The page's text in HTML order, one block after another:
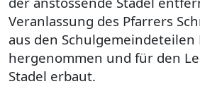
Veranlassung des Pfarrers
aus den Schulgemeindeteilen
hergenommen und für den
Stadel erbaut.